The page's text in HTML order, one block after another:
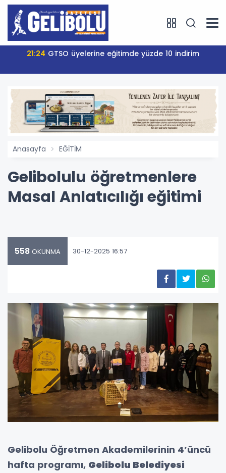
21:24 GTSO üyelerine eğitimde yüzde 10 indirim
Anasayfa EĞİTİM
Gelibolulu öğretmenlere
Masal Anlatıcılığı eğitimi
558 OKUNMA 30-12-2025 16:57
Gelibolu Öğretmen Akademilerinin 4’üncü
hafta programı, Gelibolu Belediyesi